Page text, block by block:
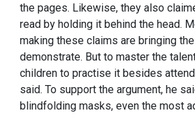
the pages. Likewise, they also
read by holding it behind the head.
making these claims are bringing
demonstrate. But to master the
children to practise it besides
said. To support the argument, he
blindfolding masks, even the most